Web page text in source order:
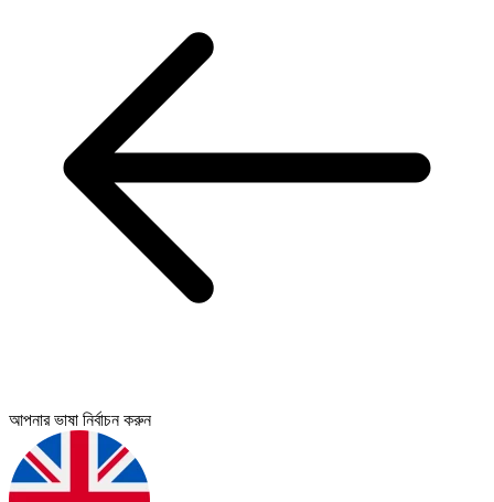
আপনার ভাষা নির্বাচন করুন